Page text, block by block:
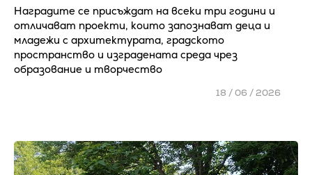
Наградите се присъждат на всеки три години и
отличават проекти, които запознават деца и
младежи с архитектурата, градското
пространство и изградената среда чрез
образование и творчество
18 / 06 / 2026